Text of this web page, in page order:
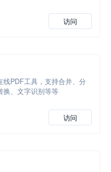
访问
线PDF工具，支持合并、分
换、文字识别等等
访问